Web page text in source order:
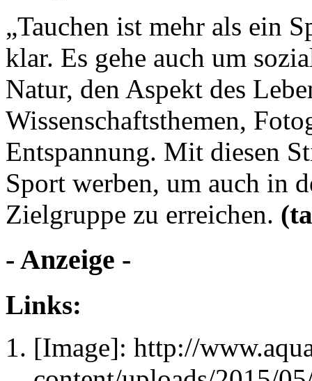
„Tauchen ist mehr als ein
klar. Es gehe auch um
Natur, den Aspekt des
Wissenschaftsthemen,
Entspannung. Mit diesen
Sport werben, um auch in
Zielgruppe zu erreichen.
- Anzeige -
Links:
[Image]: http://